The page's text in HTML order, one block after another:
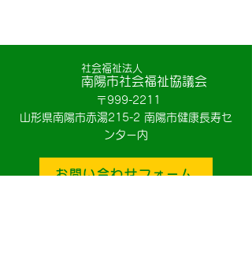
社会福祉法人
南陽市社会福祉協議会
〒999-2211
山形県南陽市赤湯215-2 南陽市健康長寿セ
ンター内
お問い合わせフォーム